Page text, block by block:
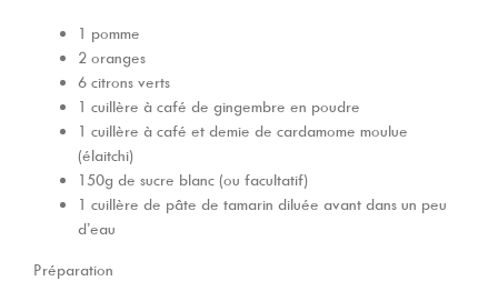
1 pomme
2 oranges
6 citrons verts
1 cuillère à café de gingembre en poudre
1 cuillère à café et demie de cardamome moulue
(élaitchi)
150g de sucre blanc (ou facultatif)
1 cuillère de pâte de tamarin diluée avant dans un peu
d’eau
Préparation